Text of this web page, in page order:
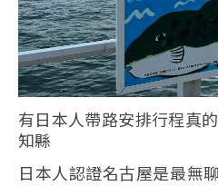
有日本人帶路安排行程真
知縣
日本人認證名古屋是最無